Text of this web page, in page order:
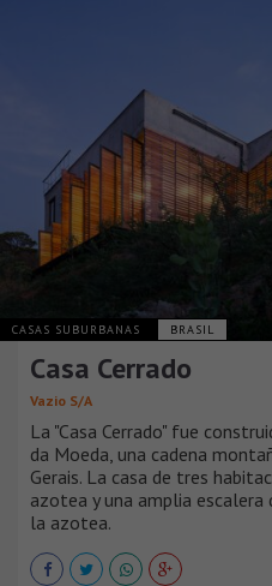
CASAS SUBURBANAS BRASIL
Casa Cerrado
Vazio S/A
La "Casa Cerrado" fue
da Moeda, una cadena
Gerais. La casa de tres
azotea y una amplia
la azotea.